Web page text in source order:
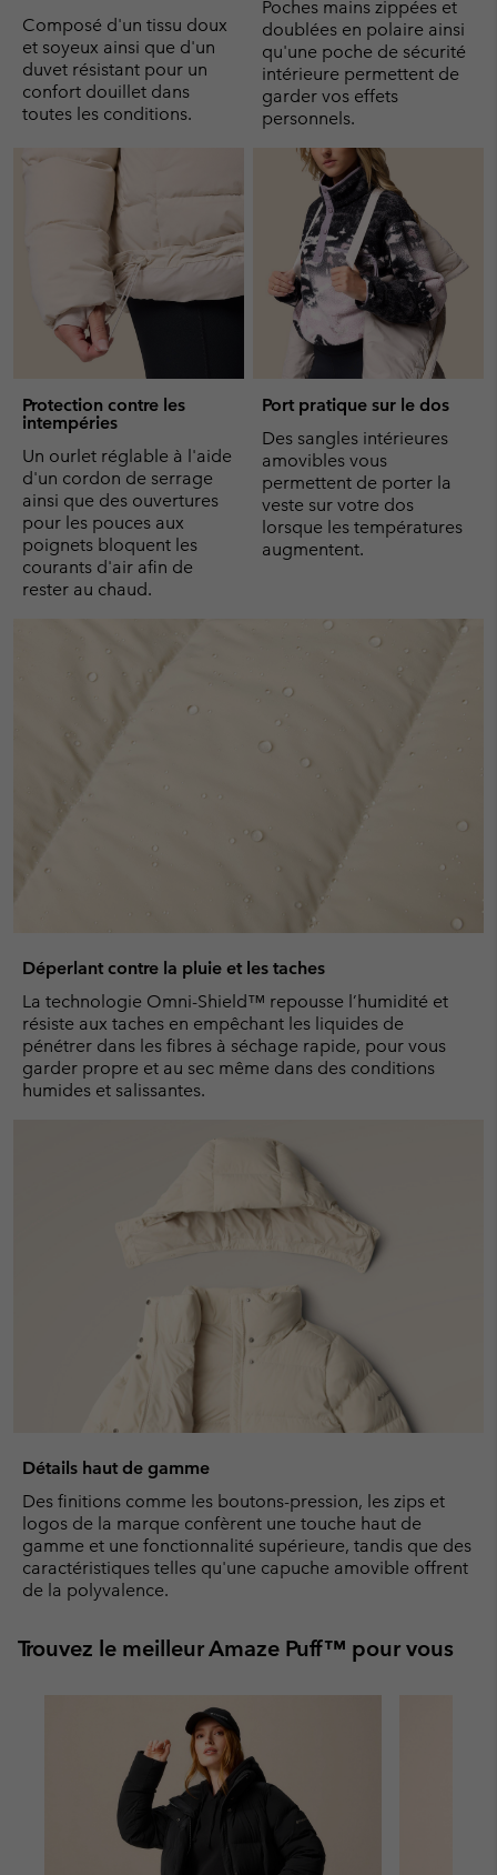
Composé d'un tissu doux
et soyeux ainsi que d'un
duvet résistant pour un
confort douillet dans
toutes les conditions.
Poches mains zippées et
doublées en polaire ainsi
qu'une poche de sécurité
intérieure permettent de
garder vos effets
personnels.
Protection contre les
intempéries
Un ourlet réglable à l'aide
d'un cordon de serrage
ainsi que des ouvertures
pour les pouces aux
poignets bloquent les
courants d'air afin de
rester au chaud.
Port pratique sur le dos
Des sangles intérieures
amovibles vous
permettent de porter la
veste sur votre dos
lorsque les températures
augmentent.
Déperlant contre la pluie et les taches
La technologie Omni-Shield™ repousse l’humidité et
résiste aux taches en empêchant les liquides de
pénétrer dans les fibres à séchage rapide, pour vous
garder propre et au sec même dans des conditions
humides et salissantes.
Détails haut de gamme
Des finitions comme les boutons-pression, les zips et
logos de la marque confèrent une touche haut de
gamme et une fonctionnalité supérieure, tandis que des
caractéristiques telles qu'une capuche amovible offrent
de la polyvalence.
Trouvez le meilleur Amaze Puff™ pour vous